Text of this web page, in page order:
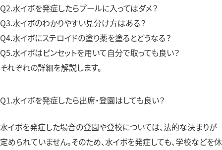
Q2.水イボを発症したらプールに入ってはダメ？
Q3.水イボのわかりやすい見分け方はある？
Q4.水イボにステロイドの塗り薬を塗るとどうなる？
Q5.水イボはピンセットを用いて自分で取っても良い？
それぞれの詳細を解説します。
Q1.水イボを発症したら出席・登園はしても良い？
水イボを発症した場合の登園や登校については、法的な決まりが
定められていません。そのため、水イボを発症しても、学校などを休